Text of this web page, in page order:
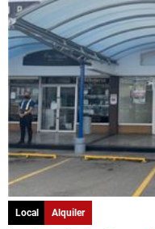
Local Alquiler